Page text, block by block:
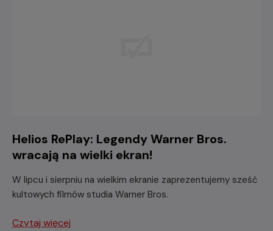
Helios RePlay: Legendy Warner Bros.
wracają na wielki ekran!
W lipcu i sierpniu na wielkim ekranie zaprezentujemy sześć
kultowych filmów studia Warner Bros.
Czytaj więcej